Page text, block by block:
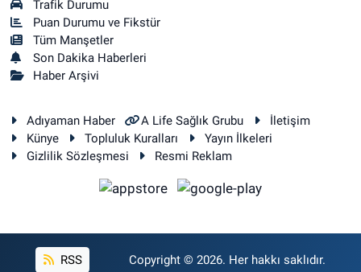
Trafik Durumu
Puan Durumu ve Fikstür
Tüm Manşetler
Son Dakika Haberleri
Haber Arşivi
Adıyaman Haber A Life Sağlık Grubu
İletişim
Künye
Topluluk Kuralları
Yayın İlkeleri
Gizlilik Sözleşmesi
Resmi Reklam
RSS Copyright © 2026. Her hakkı saklıdır.